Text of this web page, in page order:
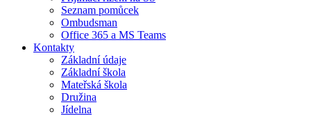
Seznam pomůcek
Ombudsman
Office 365 a MS Teams
Kontakty
Základní údaje
Základní škola
Mateřská škola
Družina
Jídelna